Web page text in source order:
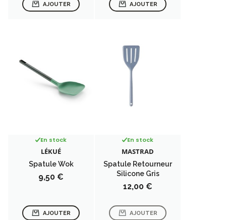
AJOUTER AJOUTER
En stock
LÉKUÉ
Spatule Wok
Prix
9,50 €
AJOUTER
En stock
MASTRAD
Spatule Retourneur
Silicone Gris
Prix
12,00 €
AJOUTER